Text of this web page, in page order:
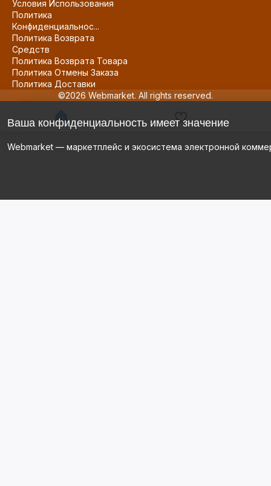
Условия Использования
Политика
Конфиденциальнос...
Политика Возврата
Средств
Политика Возврата Товара
Политика Отмены Заказа
Политика Доставки
©2026 Webmarket. All rights reserved.
Ваша конфиденциальность имеет значение
Webmarket — маркетплейс и экосистема электронной